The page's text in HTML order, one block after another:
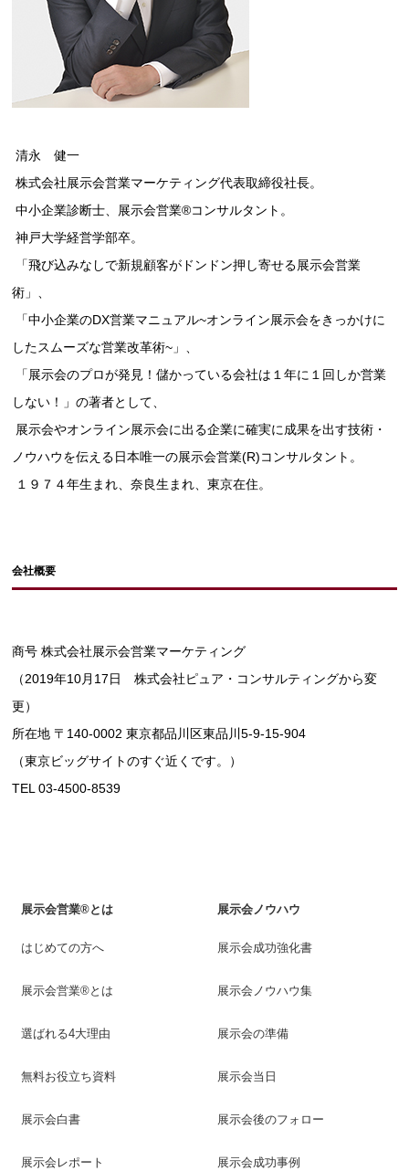
清永 健一
株式会社展示会営業マーケティング代表取締役社長。
中小企業診断士、展示会営業®コンサルタント。
神戸大学経営学部卒。
「飛び込みなしで新規顧客がドンドン押し寄せる展示会営業
術」、
「中小企業のDX営業マニュアル~オンライン展示会をきっかけに
したスムーズな営業改革術~」、
「展示会のプロが発見！儲かっている会社は１年に１回しか営業
しない！」の著者として、
展示会やオンライン展示会に出る企業に確実に成果を出す技術・
ノウハウを伝える日本唯一の展示会営業(R)コンサルタント。
１９７４年生まれ、奈良生まれ、東京在住。
会社概要
商号 株式会社展示会営業マーケティング
（2019年10月17日 株式会社ピュア・コンサルティングから変
更）
所在地 〒140-0002 東京都品川区東品川5-9-15-904
（東京ビッグサイトのすぐ近くです。）
TEL 03-4500-8539
展示会営業®とは
はじめての方へ
展示会営業®とは
選ばれる4大理由
無料お役立ち資料
展示会白書
展示会レポート
展示会ノウハウ
展示会成功強化書
展示会ノウハウ集
展示会の準備
展示会当日
展示会後のフォロー
展示会成功事例